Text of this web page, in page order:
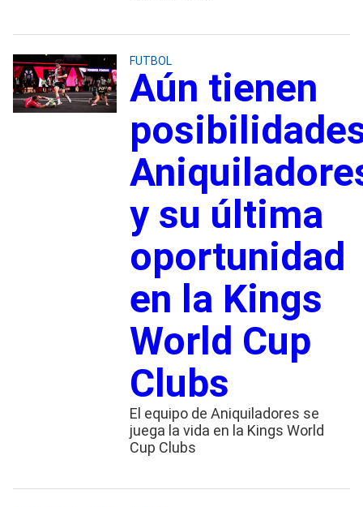
FUTBOL
Aún tienen
y su última
oportunidad
en la Kings
World Cup
Clubs
El equipo de Aniquiladores se
juega la vida en la Kings World
Cup Clubs